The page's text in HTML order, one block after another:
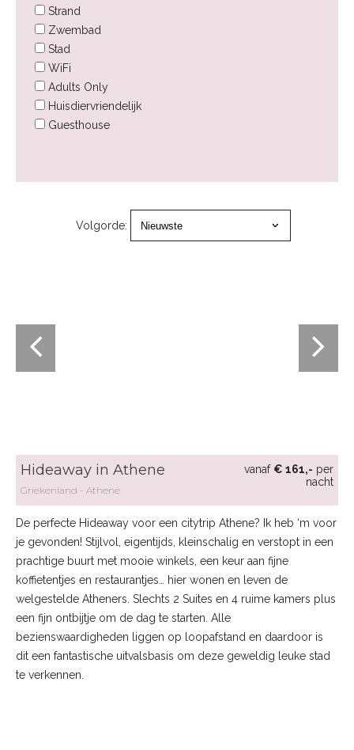
Strand
Zwembad
Stad
WiFi
Adults Only
Huisdiervriendelijk
Guesthouse
Volgorde:
vanaf € 161,- per
nacht
Hideaway in Athene
Griekenland Athene
De perfecte Hideaway voor een citytrip Athene? Ik heb ‘m voor
je gevonden! Stijlvol, eigentijds, kleinschalig en verstopt in een
prachtige buurt met mooie winkels, een keur aan fijne
koffietentjes en restaurantjes… hier wonen en leven de
welgestelde Atheners. Slechts 2 Suites en 4 ruime kamers plus
een fijn ontbijtje om de dag te starten. Alle
bezienswaardigheden liggen op loopafstand en daardoor is
dit een fantastische uitvalsbasis om deze geweldig leuke stad
te verkennen.